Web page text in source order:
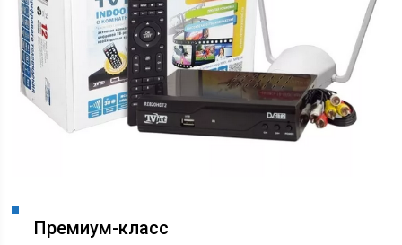
Премиум-класс